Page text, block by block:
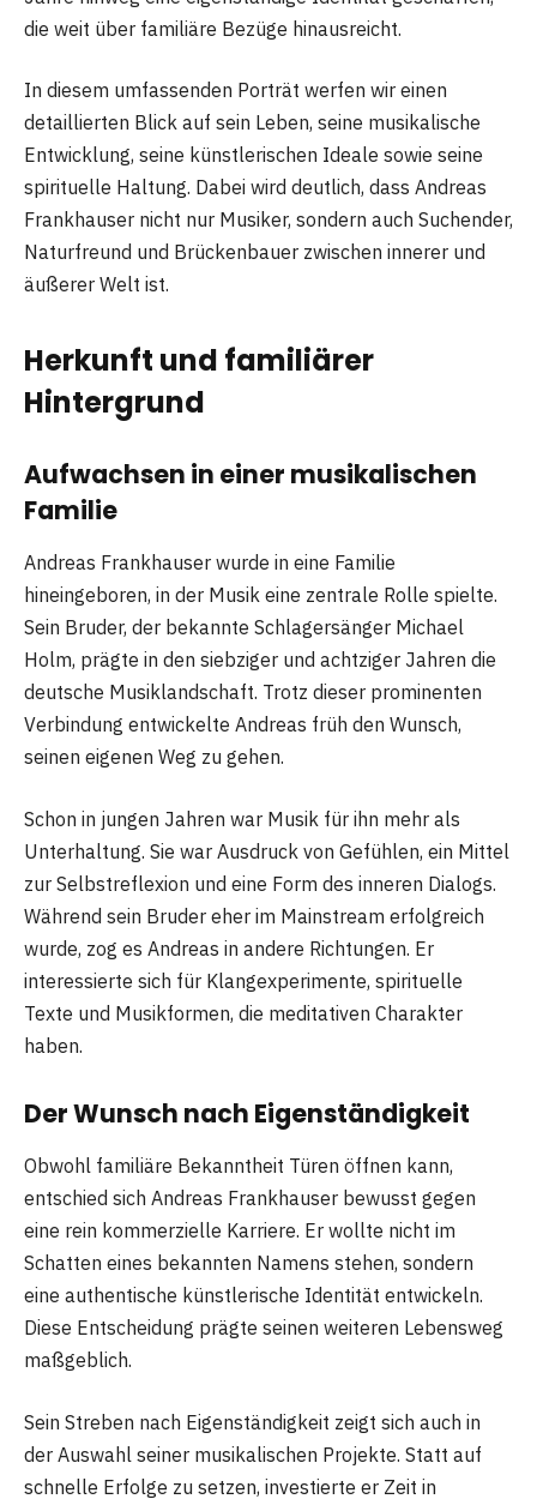
die weit über familiäre Bezüge hinausreicht.
In diesem umfassenden Porträt werfen wir einen
detaillierten Blick auf sein Leben, seine musikalische
Entwicklung, seine künstlerischen Ideale sowie seine
spirituelle Haltung. Dabei wird deutlich, dass Andreas
Frankhauser nicht nur Musiker, sondern auch Suchender,
Naturfreund und Brückenbauer zwischen innerer und
äußerer Welt ist.
Herkunft und familiärer
Hintergrund
Aufwachsen in einer musikalischen
Familie
Andreas Frankhauser wurde in eine Familie
hineingeboren, in der Musik eine zentrale Rolle spielte.
Sein Bruder, der bekannte Schlagersänger Michael
Holm, prägte in den siebziger und achtziger Jahren die
deutsche Musiklandschaft. Trotz dieser prominenten
Verbindung entwickelte Andreas früh den Wunsch,
seinen eigenen Weg zu gehen.
Schon in jungen Jahren war Musik für ihn mehr als
Unterhaltung. Sie war Ausdruck von Gefühlen, ein Mittel
zur Selbstreflexion und eine Form des inneren Dialogs.
Während sein Bruder eher im Mainstream erfolgreich
wurde, zog es Andreas in andere Richtungen. Er
interessierte sich für Klangexperimente, spirituelle
Texte und Musikformen, die meditativen Charakter
haben.
Der Wunsch nach Eigenständigkeit
Obwohl familiäre Bekanntheit Türen öffnen kann,
entschied sich Andreas Frankhauser bewusst gegen
eine rein kommerzielle Karriere. Er wollte nicht im
Schatten eines bekannten Namens stehen, sondern
eine authentische künstlerische Identität entwickeln.
Diese Entscheidung prägte seinen weiteren Lebensweg
maßgeblich.
Sein Streben nach Eigenständigkeit zeigt sich auch in
der Auswahl seiner musikalischen Projekte. Statt auf
schnelle Erfolge zu setzen, investierte er Zeit in